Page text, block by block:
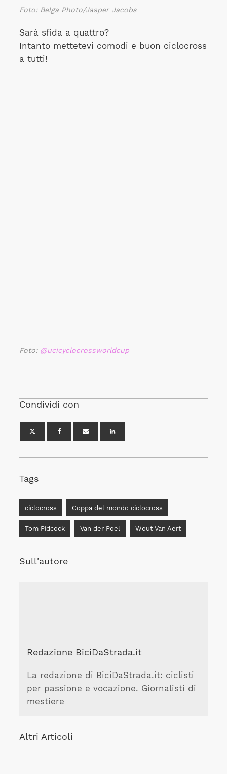
Foto: Belga Photo/Jasper Jacobs
Sarà sfida a quattro?
Intanto mettetevi comodi e buon ciclocross
a tutti!
Foto: @ucicyclocrossworldcup
Condividi con
Tags
ciclocross Coppa del mondo ciclocross
Tom Pidcock Van der Poel Wout Van Aert
Sull'autore
Redazione BiciDaStrada.it
La redazione di BiciDaStrada.it: ciclisti
per passione e vocazione. Giornalisti di
mestiere
Altri Articoli